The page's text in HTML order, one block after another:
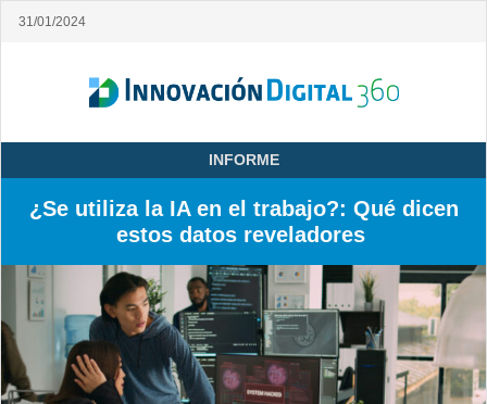
31/01/2024
INFORME
¿Se utiliza la IA en el trabajo?: Qué dicen
estos datos reveladores